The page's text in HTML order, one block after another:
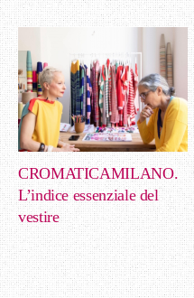
CROMATICAMILANO.
L’indice essenziale del
vestire